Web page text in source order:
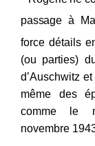
passage à
force détails
(ou parties)
d’Auschwitz
même des
comme le
novembre